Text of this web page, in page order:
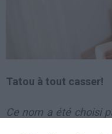
Tatou à tout casser!
Ce nom a été choisi